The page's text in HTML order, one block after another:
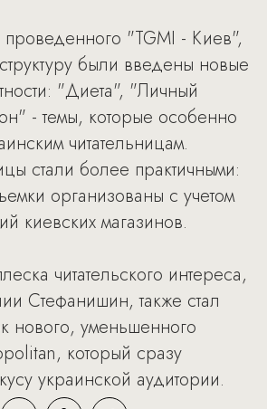
"TGMI - Киев",
были введены новые
"Диета", "Личный
- темы, которые особенно
читательницам.
стали более практичными:
организованы с учетом
киевских магазинов.
читательского интереса,
Стефанишин, также стал
нового, уменьшенного
который сразу
украинской аудитории.